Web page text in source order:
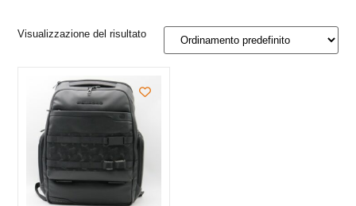
Visualizzazione del risultato